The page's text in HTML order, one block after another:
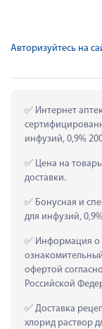
Авторизуйтесь на
Интернет
инфузий, 0,9%
Цена на
доставки.
Бонусная и
для инфузий,
Информация о
офертой
Российской
Доставка
хлорид раствор